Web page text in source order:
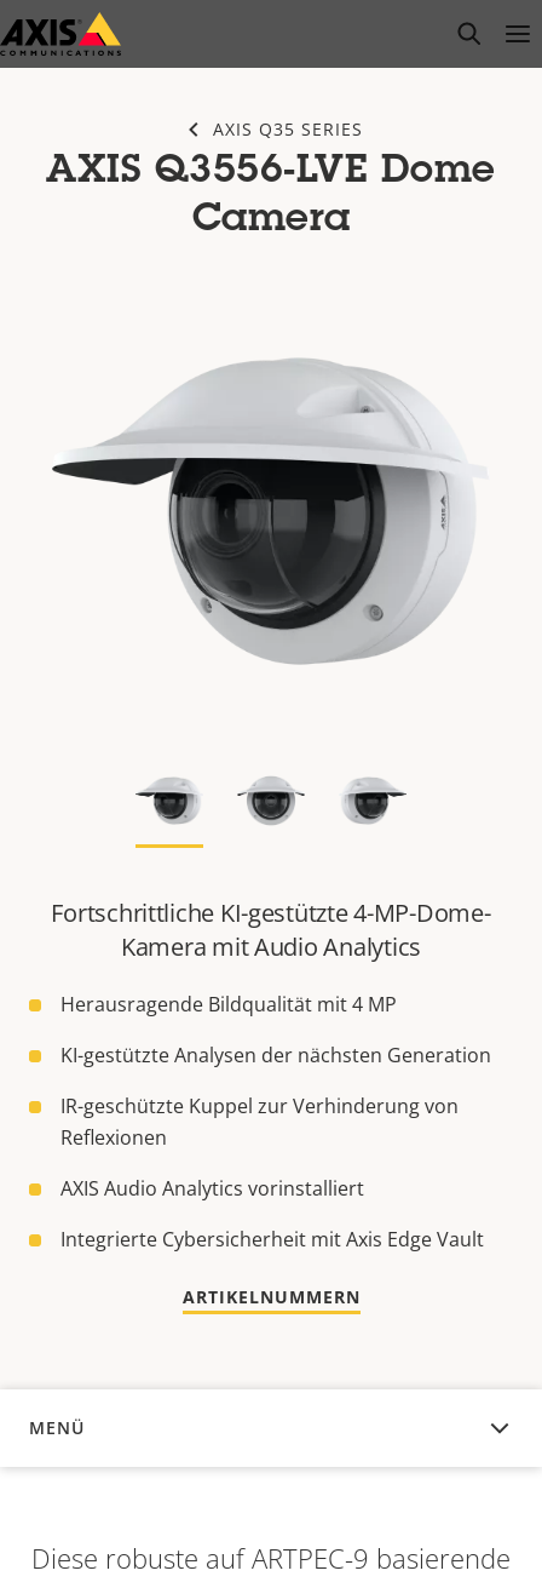
Zum
Hauptinhalt
open
AXIS Q35 SERIES
AXIS Q3556-LVE Dome
Camera
Fortschrittliche KI-gestützte 4-MP-Dome-
Kamera mit Audio Analytics
Herausragende Bildqualität mit 4 MP
KI-gestützte Analysen der nächsten Generation
IR-geschützte Kuppel zur Verhinderung von
Reflexionen
AXIS Audio Analytics vorinstalliert
Integrierte Cybersicherheit mit Axis Edge Vault
ARTIKELNUMMERN
MENÜ
ÜBERSICHT
Diese robuste auf ARTPEC-9 basierende